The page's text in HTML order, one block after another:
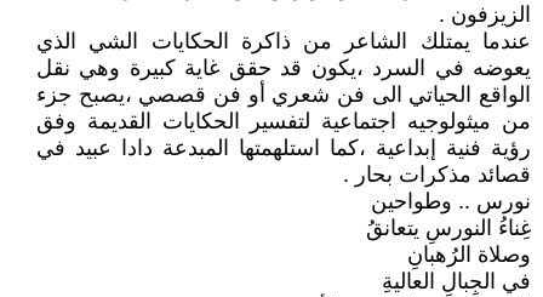
الزيزفون .
عندما يمتلك الشاعر من ذاكرة الحكايات الشي الذي
يعوضه في السرد ،يكون قد حقق غاية كبيرة وهي نقل
الواقع الحياتي الى فن شعري أو فن قصصي ،يصبح جزء
من ميثولوجيه اجتماعية لتفسير الحكايات القديمة وفق
رؤية فنية إبداعية ،كما استلهمتها المبدعة دادا عبيد في
قصائد مذكرات بحار .
نورس .. وطواحين
غِناءُ النورسِ يتعانقُ
وصلاة الرُهبانِ
في الجِبالِ العاليةِ